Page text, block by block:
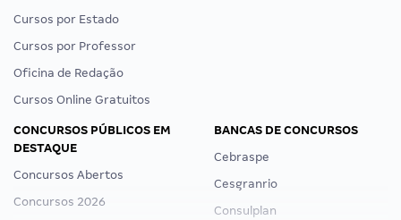
Cursos por Estado
Cursos por Professor
Oficina de Redação
Cursos Online Gratuitos
CONCURSOS PÚBLICOS EM
DESTAQUE
Concursos Abertos
Concursos 2026
BANCAS DE CONCURSOS
Cebraspe
Cesgranrio
Consulplan